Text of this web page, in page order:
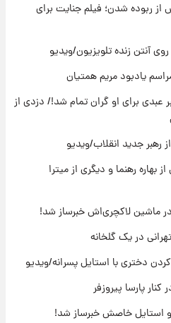
و بادوام ترین تانک جهان آشنا
قیمت طلا ۱۸عیار امروز شنبه ۱۷ مرداد ۱۴۰۵
ایران‌خودرو و سایپا امروز شنبه
ربوده شدن؛ فیلم جنایت برای
آنتن زنده تلویزیون/ویدیو
یادبود مریم همتیان
عبدی برای او گران تمام شد!/ دزدی از
رهبر جدید انقلاب/ویدیو
بهاره رهنما و دیگری از میترا
ماشین لاکچری‌اش خبرساز شد!
در یک گلخانه
دختری با استایل پسرانه/ویدیو
پارسا پیروزفر
و استایل خاصش خبرساز شد!